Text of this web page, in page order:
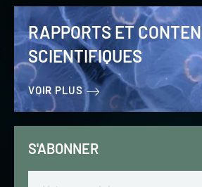
RAPPORTS ET
SCIENTIFIQUES
VOIR PLUS
S'ABONNER